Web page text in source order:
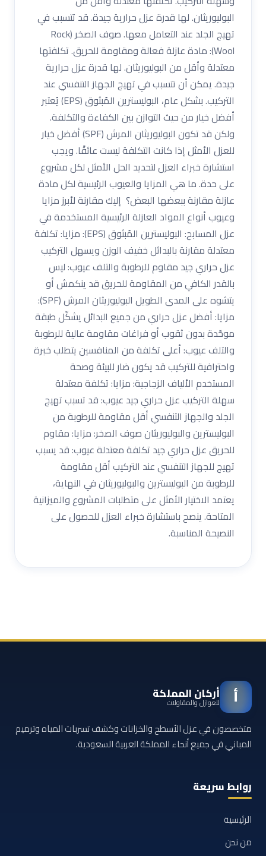
البوليوريثان. لها قدرة عزل حرارية جيدة. قد تتسبب في
تهيج الجلد عند التعامل معها. صوف الصخر (Rock
Wool): مادة عازلة فعالة ومقاومة للحريق. تكلفتها
معتدلة وأقل من البوليوريثان. لها قدرة عزل حرارية
جيدة. يمكن أن تتسبب في تهيج الجهاز التنفسي عند
التركيب. بشكل عام، البوليسترين المُبثوق (EPS) يُعتبر
أفضل خيار من حيث التوازن بين الكفاءة والتكلفة.
ولكن قد تكون البوليوريثان المرش (SPF) أفضل خيار
للعزل الأمثل إذا كانت التكلفة ليست عائقًا. ويجب
استشارة خبراء العزل لتحديد الحل الأمثل لكل مشروع
على حدة. ما هي المزايا والعيوب الرئيسية لكل مادة
عازلة مقارنة ببعضها البعض؟ إليك مقارنة لأبرز مزايا
وعيوب أنواع المواد العازلة الرئيسية المستخدمة في
عزل المسابح: البوليسترين المُبثوق (EPS): مزايا: تكلفة
معتدلة مقارنة بالبدائل خفيف الوزن ويسهل التركيب
عزل حراري جيد مقاوم للرطوبة والتلف عيوب: ليس
بالقدر الكافي من المقاومة للحريق قد ينكمش أو
يتشوه على المدى الطويل البوليوريثان المرش (SPF):
مزايا: أفضل عزل حراري من جميع البدائل يشكّل طبقة
موحّدة بدون ثقوب أو فراغات مقاومة عالية للرطوبة
والتلف عيوب: أعلى تكلفة من المنافسين يتطلب خبرة
واحترافية للتركيب قد يكون ضار للبيئة وصحة
المستخدم الألياف الزجاجية: مزايا: تكلفة معتدلة
سهلة التركيب عزل حراري جيد عيوب: قد تسبب تهيج
الجلد والجهاز التنفسي أقل مقاومة للرطوبة من
البوليسترين والبوليوريثان صوف الصخر: مزايا: مقاوم
للحريق عزل حراري جيد تكلفة معتدلة عيوب: قد يسبب
تهيج للجهاز التنفسي عند التركيب أقل مقاومة
للرطوبة من البوليسترين والبوليوريثان في النهاية،
يعتمد الاختيار الأمثل على متطلبات المشروع والميزانية
المتاحة. ينصح باستشارة خبراء العزل للحصول على
النصيحة المناسبة.
أ أركان المملكة
للعوازل والمقاولات
متخصصون في عزل الأسطح والخزانات وكشف تسربات المياه وترميم
المباني في جميع أنحاء المملكة العربية السعودية.
روابط سريعة
الرئيسية
من نحن